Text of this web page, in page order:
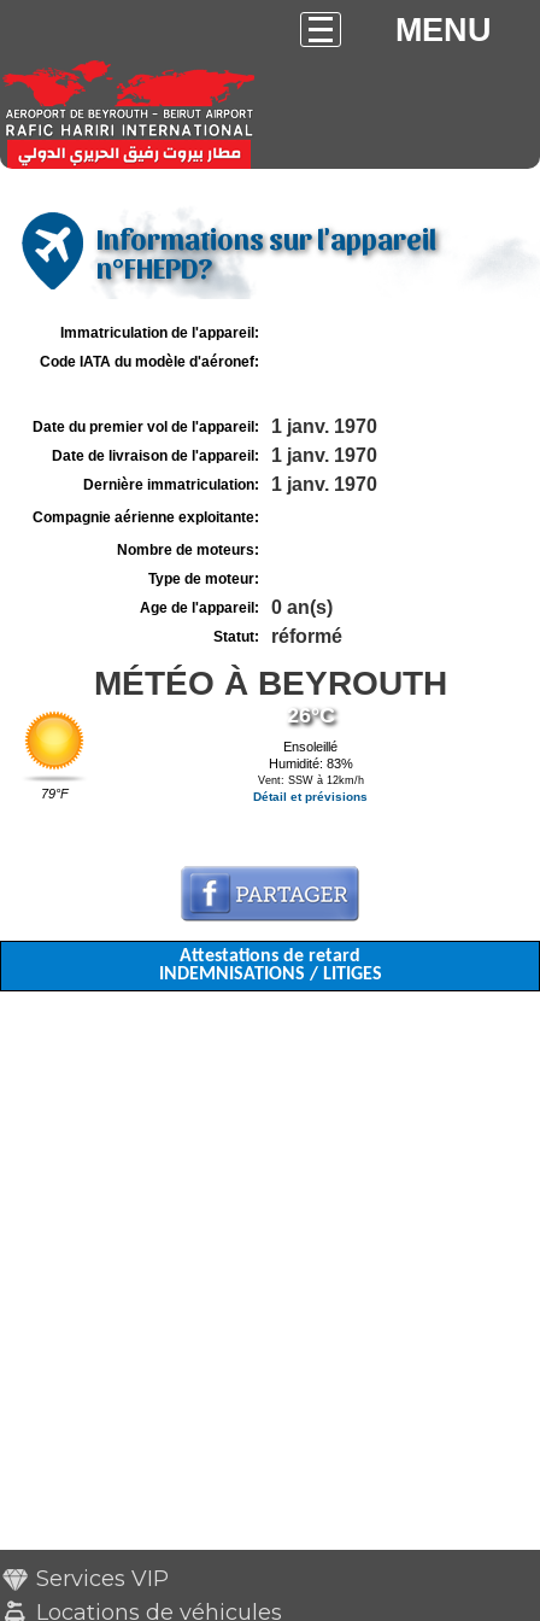
MENU
Informations sur l'appareil
n°FHEPD?
Immatriculation de l'appareil:
Code IATA du modèle d'aéronef:
Date du premier vol de l'appareil: 1 janv. 1970
Date de livraison de l'appareil: 1 janv. 1970
Dernière immatriculation: 1 janv. 1970
Compagnie aérienne exploitante:
Nombre de moteurs:
Type de moteur:
Age de l'appareil:
0 an(s)
Statut: réformé
MÉTÉO À BEYROUTH
79°F
26°C
Ensoleillé
Humidité: 83%
Vent: SSW à 12km/h
Détail et prévisions
Attestations de retard
INDEMNISATIONS / LITIGES
Services VIP
Locations de véhicules